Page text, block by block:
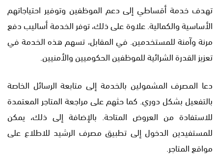
تهدف خدمة أقساطي إلى دعم الموظفين وتوفير احتياجاتهم
الأساسية والكمالية. علاوة على ذلك، توفر الخدمة أساليب دفع
مرنة وآمنة للمستخدمين. في المقابل، تسهم هذه الخدمة في
تعزيز القدرة الشرائية للموظفين الحكوميين والأمنيين.
دعا المصرف المشمولين بالخدمة إلى متابعة الرسائل الخاصة
بالتفعيل بشكل دوري. كما حثهم على مراجعة المتاجر المعتمدة
للاستفادة من العروض المتاحة. بالإضافة إلى ذلك، يمكن
للمستفيدين الدخول إلى تطبيق مصرف الرشيد للاطلاع على
مواقع المتاجر.